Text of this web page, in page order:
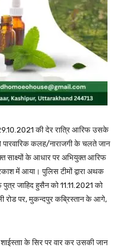
29.10.2021 की देर रात्रि आरिफ उसके
कलह/नाराजगी के चलते जान
साक्ष्यों के आधार पर अभियुक्त आरिफ
में आया। पुलिस टीमों द्वारा अथक
जाहिद हुसैन को 11.11.2021 को
रोड पर, मुकन्दपुर कब्रिस्तान के आगे,
के सिर पर वार कर उसकी जान